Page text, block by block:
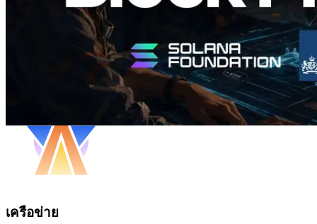
เครือข่าย